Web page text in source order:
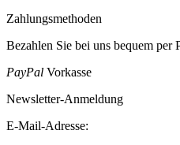
Zahlungsmethoden
Bezahlen Sie bei uns bequem per
PayPal Vorkasse
Newsletter-Anmeldung
E-Mail-Adresse: